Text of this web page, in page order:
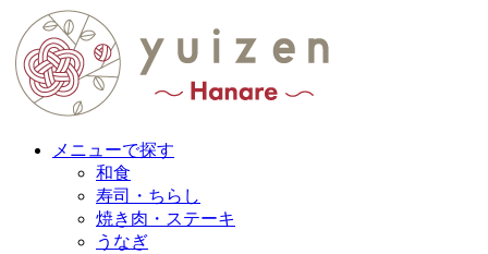
メニューで探す
和食
寿司・ちらし
焼き肉・ステーキ
うなぎ